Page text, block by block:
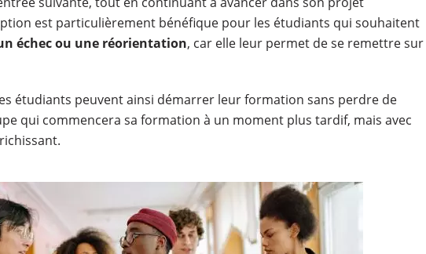
est particulièrement bénéfique pour les étudiants qui souhaitent
échec ou une réorientation, car elle leur permet de se remettre sur
étudiants peuvent ainsi démarrer leur formation sans perdre de
qui commencera sa formation à un moment plus tardif, mais avec